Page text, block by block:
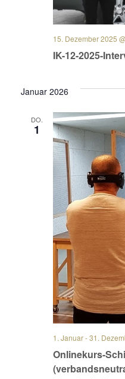
IK-12-2025-
15. Dezember 2025
Januar 2026
DO.
1
Onlinekurs-
1. Januar-31.